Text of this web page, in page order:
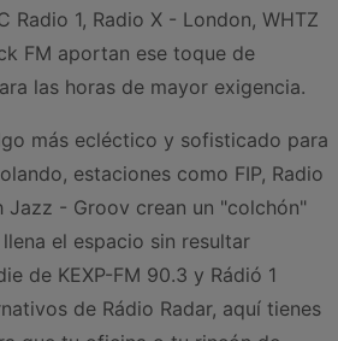
Radio 1, Radio X - London, WHTZ
FM aportan ese toque de
las horas de mayor exigencia.
más ecléctico y sofisticado para
estaciones como FIP, Radio
Jazz - Groov crean un "colchón"
el espacio sin resultar
de KEXP-FM 90.3 y Rádió 1
de Rádio Radar, aquí tienes